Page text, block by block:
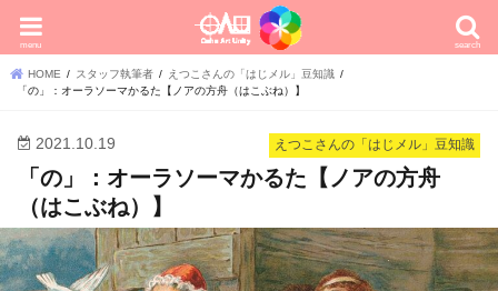
search
menu
HOME スタッフ執筆者
えつこさんの「はじメル」豆知識
「の」：オーラソーマかるた【ノアの方舟（はこぶね）】
えつこさんの「はじメル」豆知識
2021.10.19
「の」：オーラソーマかるた【ノアの方舟
（はこぶね）】